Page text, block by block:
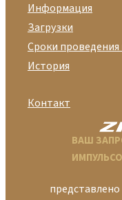
Информация
Загрузки
Сроки
История
Контакт
ВАШ